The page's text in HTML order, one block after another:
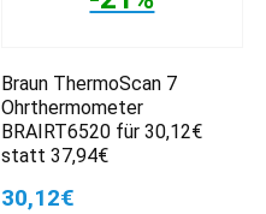
Braun ThermoScan 7
Ohrthermometer
BRAIRT6520 für 30,12€
statt 37,94€
30,12€